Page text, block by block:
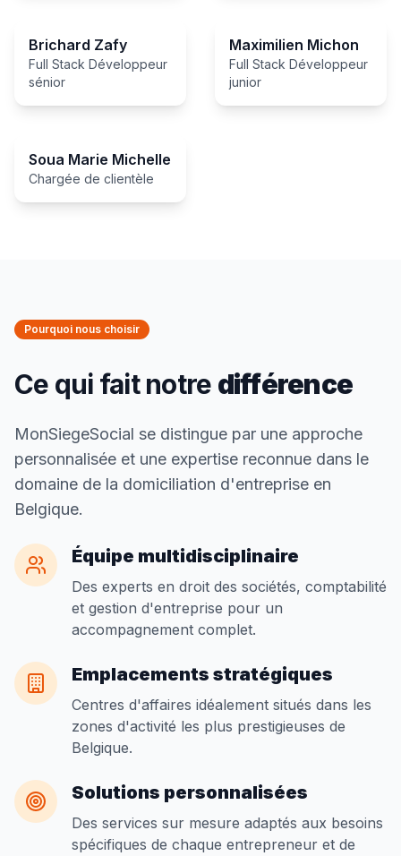
Brichard Zafy
Full Stack Développeur
sénior
Maximilien Michon
Full Stack Développeur
junior
Soua Marie Michelle
Chargée de clientèle
Pourquoi nous choisir
Ce qui fait notre différence
MonSiegeSocial se distingue par une approche
personnalisée et une expertise reconnue dans le
domaine de la domiciliation d'entreprise en
Belgique.
Équipe multidisciplinaire
Des experts en droit des sociétés, comptabilité
et gestion d'entreprise pour un
accompagnement complet.
Emplacements stratégiques
Centres d'affaires idéalement situés dans les
zones d'activité les plus prestigieuses de
Belgique.
Solutions personnalisées
Des services sur mesure adaptés aux besoins
spécifiques de chaque entrepreneur et de